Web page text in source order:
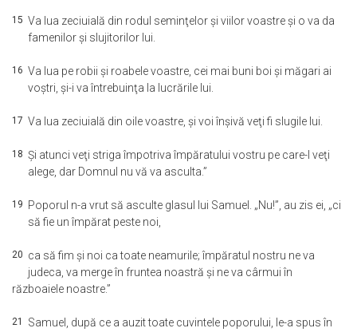
15 Va lua zeciuială din rodul seminţelor şi viilor voastre şi o va da
famenilor şi slujitorilor lui.
16 Va lua pe robii şi roabele voastre, cei mai buni boi şi măgari ai
voştri, şi-i va întrebuinţa la lucrările lui.
17 Va lua zeciuială din oile voastre, şi voi înşivă veţi fi slugile lui.
18 Şi atunci veţi striga împotriva împăratului vostru pe care-l veţi
alege, dar Domnul nu vă va asculta.”
19 Poporul n-a vrut să asculte glasul lui Samuel. „Nu!”, au zis ei, „ci
să fie un împărat peste noi,
20 ca să fim şi noi ca toate neamurile; împăratul nostru ne va
judeca, va merge în fruntea noastră şi ne va cârmui în
războaiele noastre.”
21 Samuel, după ce a auzit toate cuvintele poporului, le-a spus în